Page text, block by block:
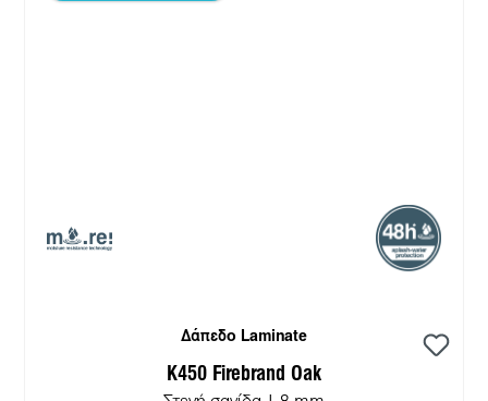
Δάπεδο Laminate
K450 Firebrand Oak